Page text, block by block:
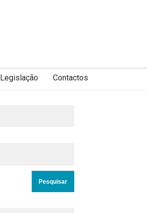
Legislação Contactos